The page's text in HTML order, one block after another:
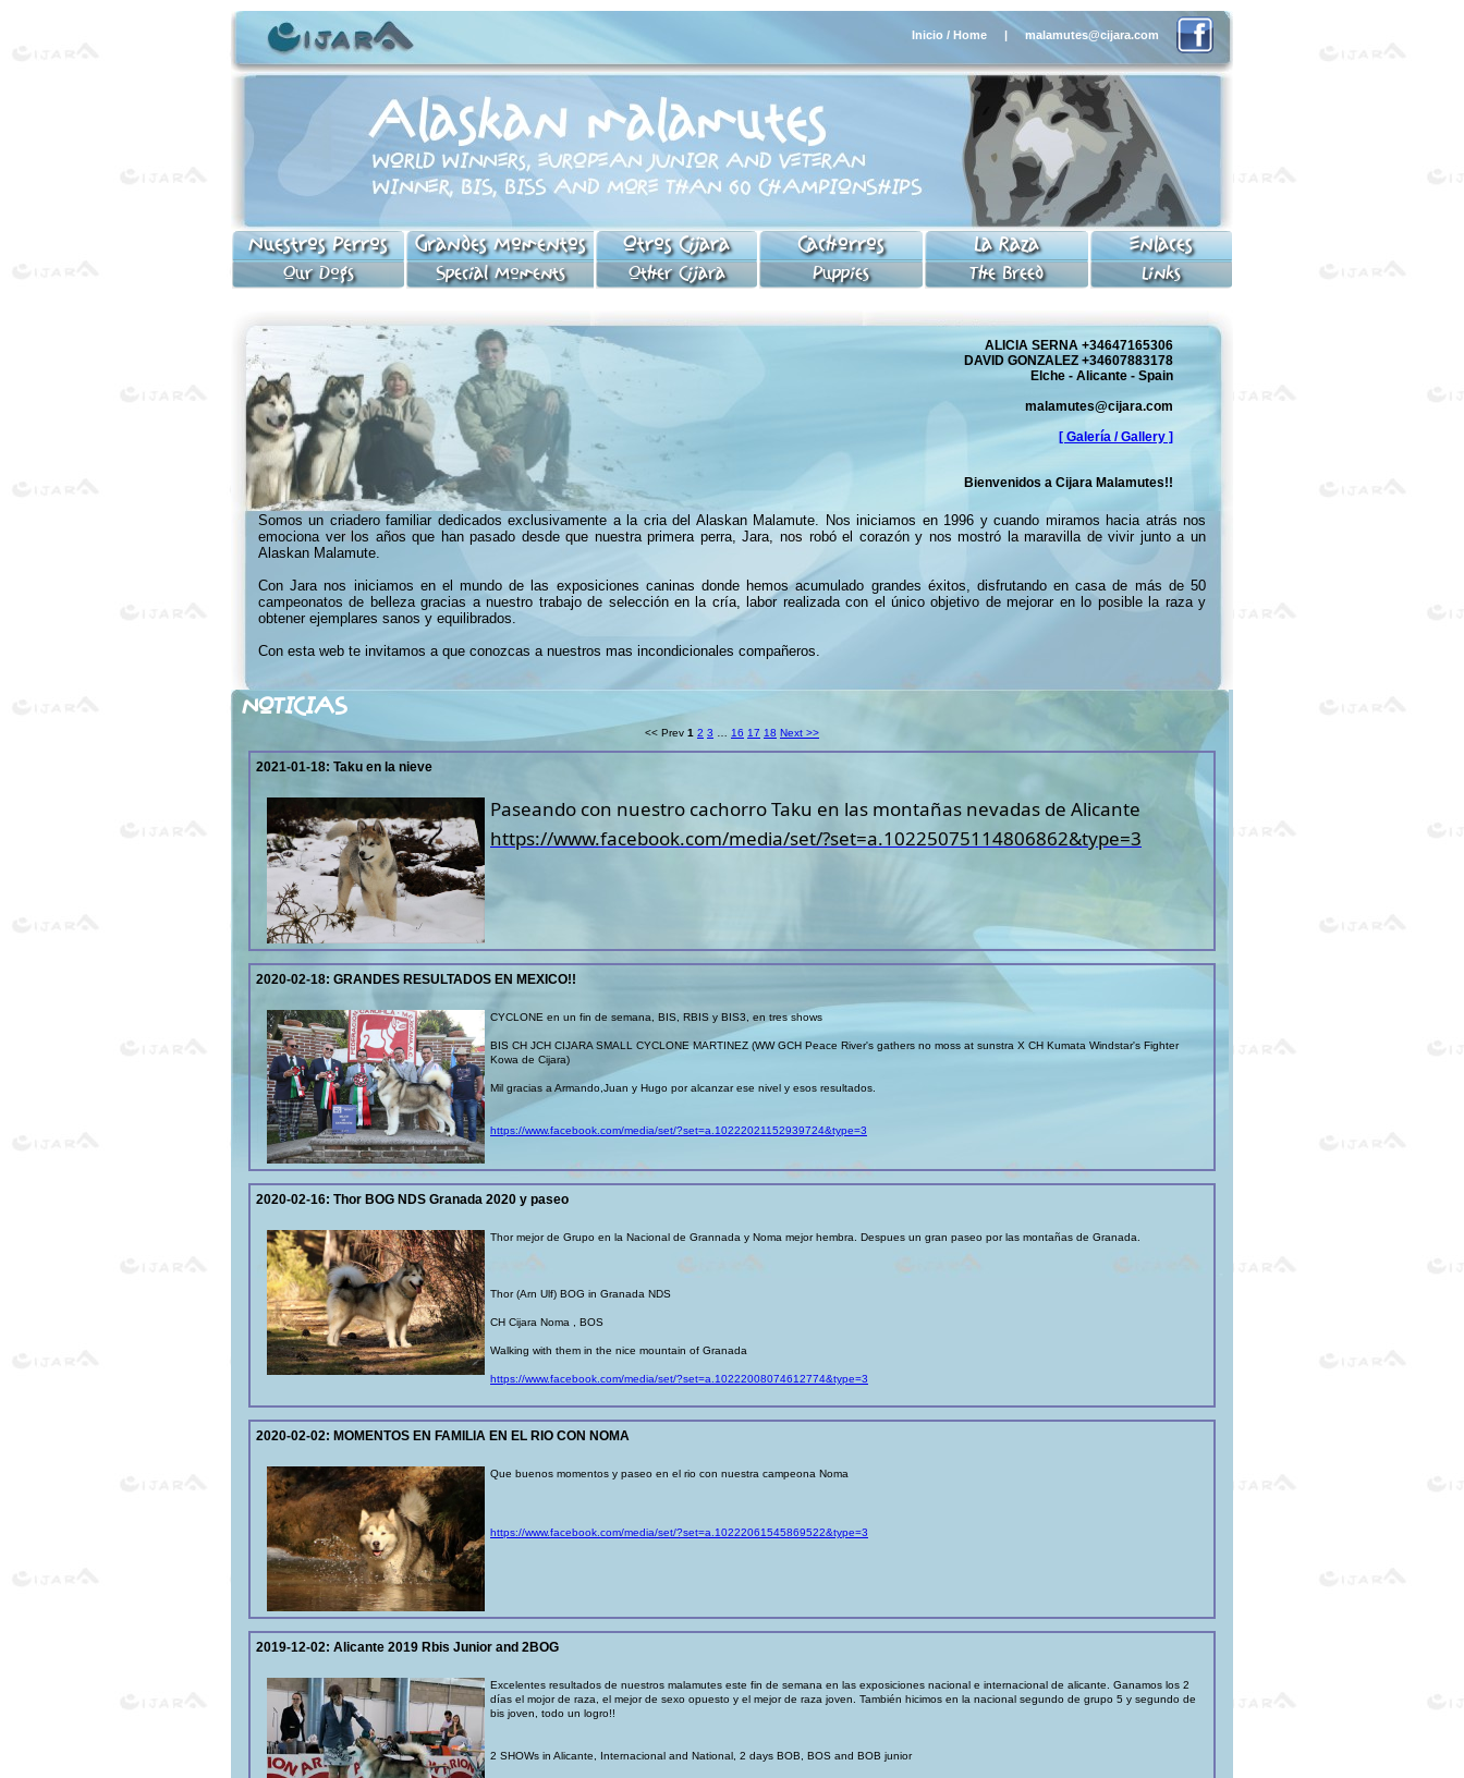
malamutes@cijara.com
|
Inicio / Home
Nuestros Perros
Our Dogs
Grandes Momentos
Special Moments
Otros Cijara
Other Cijara
Cachorros
Puppies
La Raza
The Breed
Enlaces
Links
ALICIA SERNA +34647165306
DAVID GONZALEZ +34607883178
Elche - Alicante - Spain
malamutes@cijara.com
[ Galería / Gallery ]
Bienvenidos a Cijara Malamutes!!
Somos un criadero familiar dedicados exclusivamente a la cria del Alaskan Malamute. Nos iniciamos en 1996 y cuando miramos hacia atrás nos
emociona ver los años que han pasado desde que nuestra primera perra, Jara, nos robó el corazón y nos mostró la maravilla de vivir junto a un
Alaskan Malamute.
Con Jara nos iniciamos en el mundo de las exposiciones caninas donde hemos acumulado grandes éxitos, disfrutando en casa de más de 50
campeonatos de belleza gracias a nuestro trabajo de selección en la cría, labor realizada con el único objetivo de mejorar en lo posible la raza y
obtener ejemplares sanos y equilibrados.
Con esta web te invitamos a que conozcas a nuestros mas incondicionales compañeros.
NOTICIAS
<< Prev 1 2 3 16 17 18 Next >>
2021-01-18: Taku en la nieve
Paseando con nuestro cachorro Taku en las montañas nevadas de Alicante
https://www.facebook.com/media/set/?set=a.10225075114806862&type=3
2020-02-18: GRANDES RESULTADOS EN MEXICO!!
CYCLONE en un fin de semana, BIS, RBIS y BIS3, en tres shows
BIS CH JCH CIJARA SMALL CYCLONE MARTINEZ (WW GCH Peace River's gathers no moss at sunstra X CH Kumata Windstar's Fighter
Kowa de Cijara)
Mil gracias a Armando,Juan y Hugo por alcanzar ese nivel y esos resultados.
https://www.facebook.com/media/set/?set=a.10222021152939724&type=3
2020-02-16: Thor BOG NDS Granada 2020 y paseo
Thor mejor de Grupo en la Nacional de Grannada y Noma mejor hembra. Despues un gran paseo por las montañas de Granada.
Thor (Arn Ulf) BOG in Granada NDS
CH Cijara Noma , BOS
Walking with them in the nice mountain of Granada
https://www.facebook.com/media/set/?set=a.10222008074612774&type=3
2020-02-02: MOMENTOS EN FAMILIA EN EL RIO CON NOMA
Que buenos momentos y paseo en el rio con nuestra campeona Noma
https://www.facebook.com/media/set/?set=a.10222061545869522&type=3
2019-12-02: Alicante 2019 Rbis Junior and 2BOG
Excelentes resultados de nuestros malamutes este fin de semana en las exposiciones nacional e internacional de alicante. Ganamos los 2
días el mojor de raza, el mejor de sexo opuesto y el mejor de raza joven. También hicimos en la nacional segundo de grupo 5 y segundo de
bis joven, todo un logro!!
2 SHOWs in Alicante, Internacional and National, 2 days BOB, BOS and BOB junior